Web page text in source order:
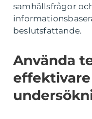
samhällsfrågor
beslutsfattande.
Använda
effektivare